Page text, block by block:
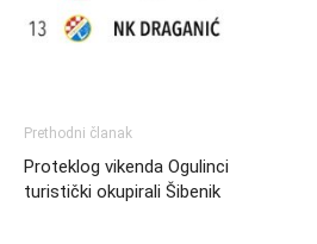
Prethodni članak
Proteklog vikenda Ogulinci
turistički okupirali Šibenik